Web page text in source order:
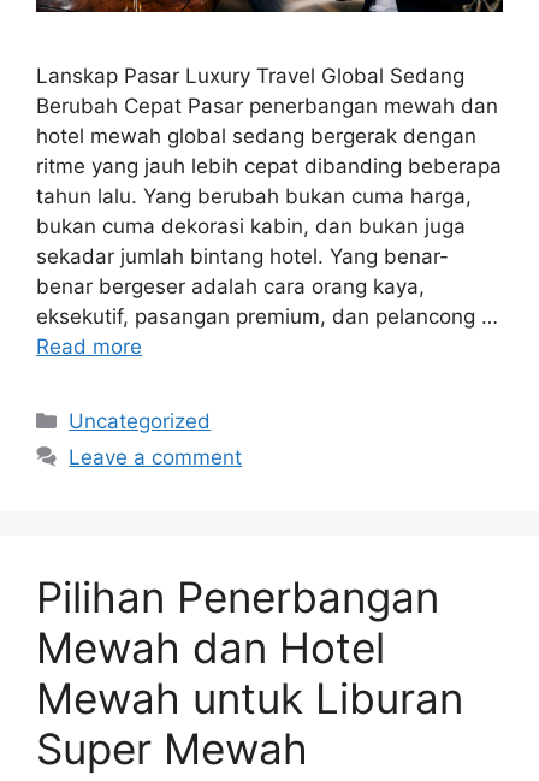
Lanskap Pasar Luxury Travel Global Sedang
Berubah Cepat Pasar penerbangan mewah dan
hotel mewah global sedang bergerak dengan
ritme yang jauh lebih cepat dibanding beberapa
tahun lalu. Yang berubah bukan cuma harga,
bukan cuma dekorasi kabin, dan bukan juga
sekadar jumlah bintang hotel. Yang benar-
benar bergeser adalah cara orang kaya,
eksekutif, pasangan premium, dan pelancong …
Read more
Categories
Uncategorized
Leave a comment
Pilihan Penerbangan
Mewah dan Hotel
Mewah untuk Liburan
Super Mewah